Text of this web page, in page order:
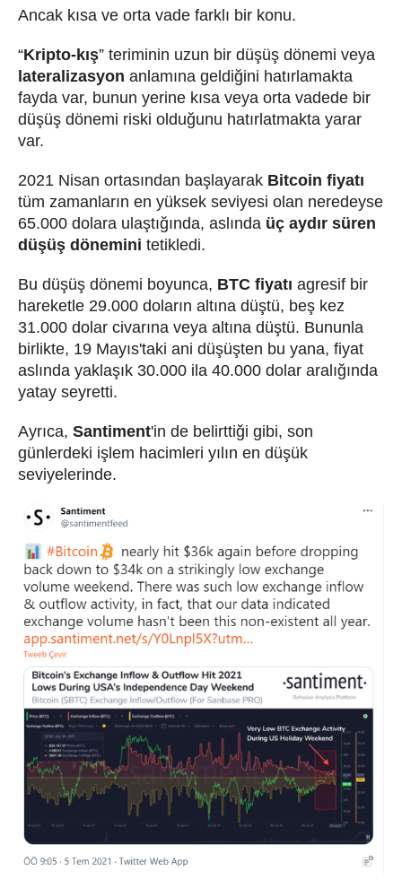
Ancak kısa ve orta vade farklı bir konu.
“Kripto-kış” teriminin uzun bir düşüş dönemi veya
lateralizasyon anlamına geldiğini hatırlamakta
fayda var, bunun yerine kısa veya orta vadede bir
düşüş dönemi riski olduğunu hatırlatmakta yarar
var.
2021 Nisan ortasından başlayarak Bitcoin fiyatı
tüm zamanların en yüksek seviyesi olan neredeyse
65.000 dolara ulaştığında, aslında üç aydır süren
düşüş dönemini tetikledi.
Bu düşüş dönemi boyunca, BTC fiyatı agresif bir
hareketle 29.000 doların altına düştü, beş kez
31.000 dolar civarına veya altına düştü. Bununla
birlikte, 19 Mayıs'taki ani düşüşten bu yana, fiyat
aslında yaklaşık 30.000 ila 40.000 dolar aralığında
yatay seyretti.
Ayrıca, Santiment'in de belirttiği gibi, son
günlerdeki işlem hacimleri yılın en düşük
seviyelerinde.